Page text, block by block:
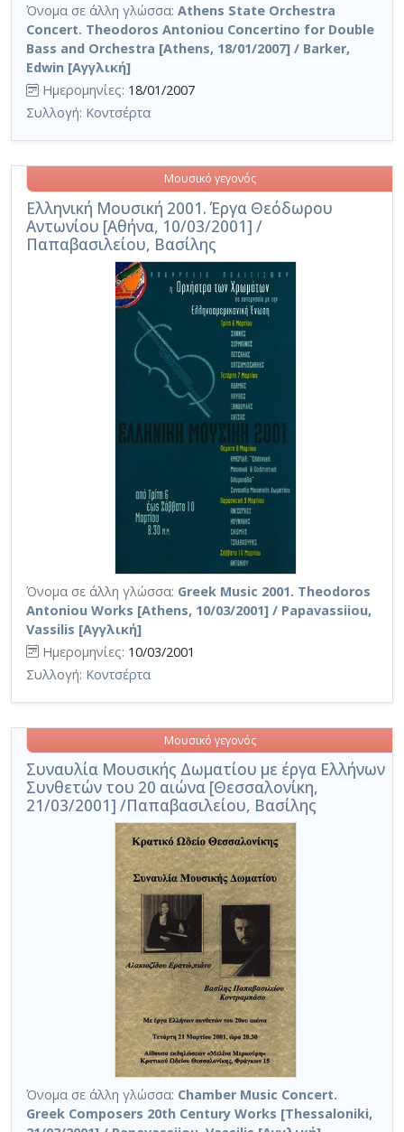
Όνομα σε άλλη γλώσσα: Athens State Orchestra
Concert. Theodoros Antoniou Concertino for Double
Bass and Orchestra [Athens, 18/01/2007] / Barker,
Edwin [Αγγλική]
Ημερομηνίες: 18/01/2007
Συλλογή: Κοντσέρτα
Ελληνική Μουσική 2001. Έργα Θεόδωρου
Αντωνίου [Αθήνα, 10/03/2001] /
Παπαβασιλείου, Βασίλης
Μουσικό γεγονός
Όνομα σε άλλη γλώσσα: Greek Music 2001. Theodoros
Antoniou Works [Athens, 10/03/2001] / Papavassiiou,
Vassilis [Αγγλική]
Ημερομηνίες: 10/03/2001
Συλλογή: Κοντσέρτα
Συναυλία Μουσικής Δωματίου με έργα Ελλήνων
Συνθετών του 20 αιώνα [Θεσσαλονίκη,
21/03/2001] /Παπαβασιλείου, Βασίλης
Μουσικό γεγονός
Όνομα σε άλλη γλώσσα: Chamber Music Concert.
Greek Composers 20th Century Works [Thessaloniki,